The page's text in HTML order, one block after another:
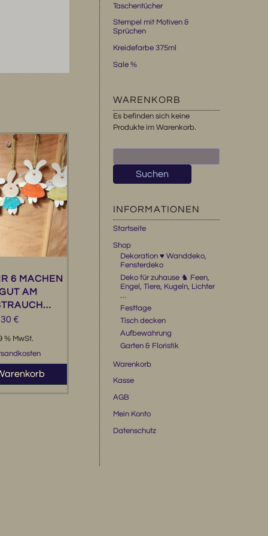
6 MACHEN
AM
€
% MwSt.
Taschentücher
Stempel mit Motiven &
Sprüchen
Kreidefarbe 375ml
Sale %
WARENKORB
Es befinden sich keine
Produkte im Warenkorb.
nach:
Suchen
INFORMATIONEN
Startseite
Shop
Dekoration ♥ Wanddeko,
Fensterdeko
Deko für zuhause ♞ Feen,
Engel, Tiere, Kugeln, Lichter
…
Festtage
Tisch decken
Aufbewahrung
Garten & Floristik
Warenkorb
Kasse
AGB
Mein Konto
Datenschutz